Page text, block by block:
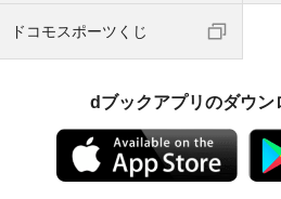
ドコモスポーツくじ
dブックアプリのダウン